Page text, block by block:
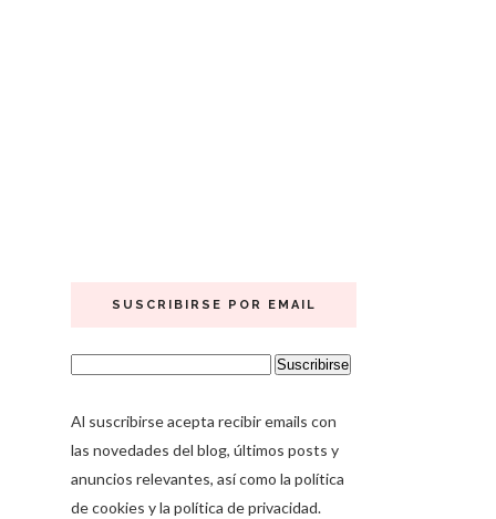
SUSCRIBIRSE POR EMAIL
Al suscribirse acepta recibir emails con
las novedades del blog, últimos posts y
anuncios relevantes, así como la política
de cookies y la política de privacidad.